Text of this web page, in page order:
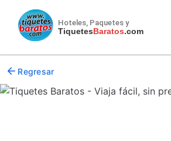
Hoteles, Paquetes y
TiquetesBaratos.com
Regresar